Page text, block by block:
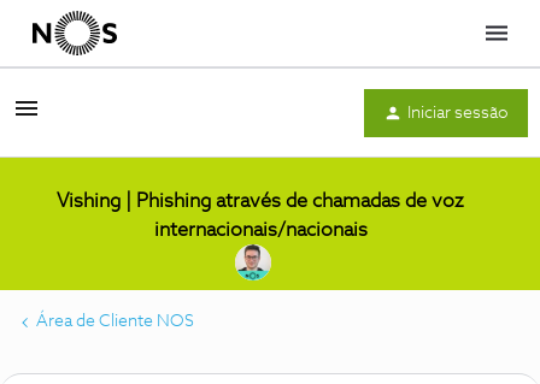
Menu
Iniciar sessão
Vishing | Phishing através de chamadas de voz
internacionais/nacionais
Área de Cliente NOS